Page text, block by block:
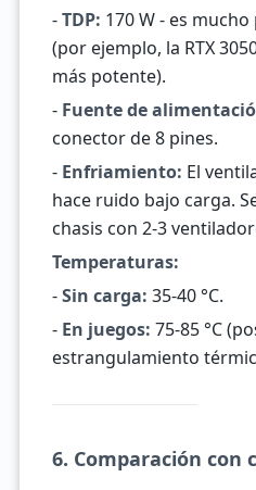
-TDP: 170 W - es
(por ejemplo, la RTX
más potente).
- Fuente de
conector de 8 pines.
- Enfriamiento: El
hace ruido bajo carga.
chasis con 2-3
Temperaturas:
-Sin carga: 35-40 °C.
- En juegos: 75-85 °C
estrangulamiento
6. Comparación con